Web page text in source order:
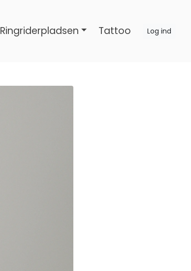
Ringriderpladsen Tattoo Log ind